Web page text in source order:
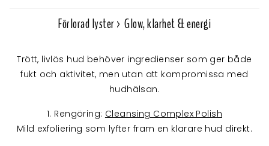
Förlorad lyster > Glow, klarhet & energi
Trött, livlös hud behöver ingredienser som ger både
fukt och aktivitet, men utan att kompromissa med
hudhälsan.
1. Rengöring: Cleansing Complex Polish
Mild exfoliering som lyfter fram en klarare hud direkt.